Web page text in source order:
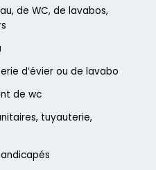
de WC, de lavabos,
d’évier ou de lavabo
de wc
tuyauterie,